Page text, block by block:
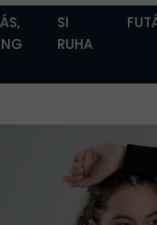
SI
RUHA